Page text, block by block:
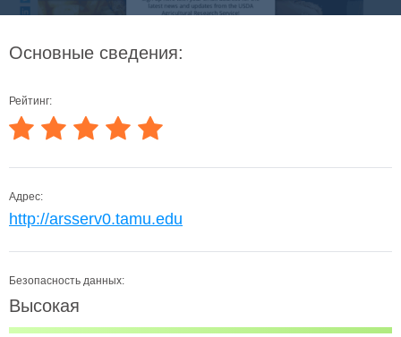
Основные сведения:
Рейтинг:
Адрес:
http://arsserv0.tamu.edu
Безопасность данных:
Высокая